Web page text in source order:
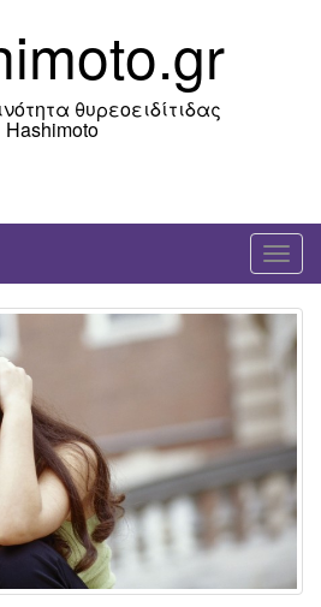
θυρεοειδίτιδας
Hashimoto
T
o
g
g
n
a
v
i
a